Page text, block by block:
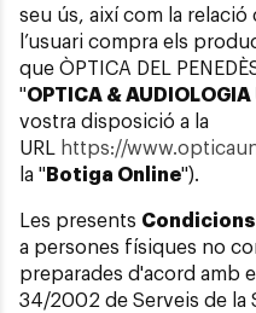
seu ús, així com la relació
l’usuari compra els
que ÒPTICA DEL
"OPTICA &
vostra disposició a la
URL https://
la " Botiga Online").
Les presents Condicions
a persones físiques no
preparades d'acord amb
34/2002 de Serveis de la